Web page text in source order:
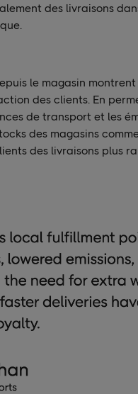
des livraisons
le magasin
des clients. En
de transport et les
des magasins
des livraisons plus